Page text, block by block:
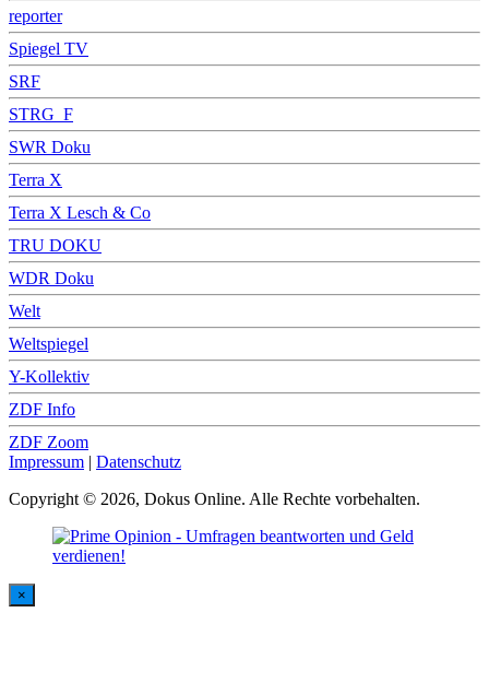
reporter
Spiegel TV
SRF
STRG_F
SWR Doku
Terra X
Terra X Lesch & Co
TRU DOKU
WDR Doku
Welt
Weltspiegel
Y-Kollektiv
ZDF Info
ZDF Zoom
Impressum | Datenschutz
Copyright © 2026, Dokus Online. Alle Rechte vorbehalten.
×